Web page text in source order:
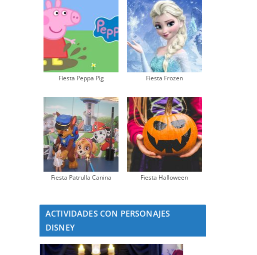
Fiesta Peppa Pig Fiesta Frozen
Fiesta Patrulla Canina Fiesta Halloween
ACTIVIDADES CON PERSONAJES
DISNEY